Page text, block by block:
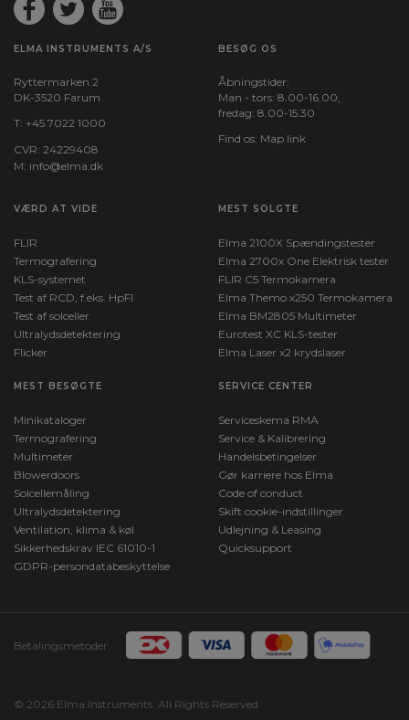
ELMA INSTRUMENTS A/S
Ryttermarken 2
DK-3520 Farum
T: +45 7022 1000
CVR: 24229408
M: info@elma.dk
BESØG OS
Åbningstider:
Man - tors: 8.00-16.00,
fredag: 8.00-15.30
Find os: Map link
VÆRD AT VIDE
FLIR
Termografering
KLS-systemet
Test af RCD, f.eks. HpFI
Test af solceller
Ultralydsdetektering
Flicker
MEST SOLGTE
Elma 2100X Spændingstester
Elma 2700x One Elektrisk tester
FLIR C5 Termokamera
Elma Themo x250 Termokamera
Elma BM2805 Multimeter
Eurotest XC KLS-tester
Elma Laser x2 krydslaser
MEST BESØGTE
Minikataloger
Termografering
Multimeter
Blowerdoors
Solcellemåling
Ultralydsdetektering
Ventilation, klima & køl
Sikkerhedskrav IEC 61010-1
GDPR-persondatabeskyttelse
SERVICE CENTER
Serviceskema RMA
Service & Kalibrering
Handelsbetingelser
Gør karriere hos Elma
Code of conduct
Skift cookie-indstillinger
Udlejning & Leasing
Quicksupport
Betalingsmetoder
© 2026 Elma Instruments. All Rights Reserved.